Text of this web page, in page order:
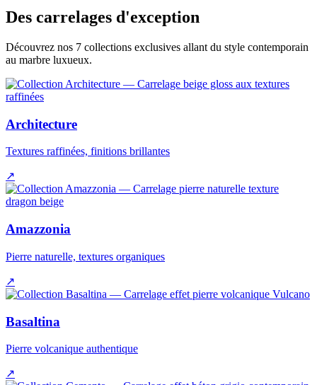
Des carrelages d'exception
Découvrez nos 7 collections exclusives allant du style contemporain
au marbre luxueux.
Architecture
Textures raffinées, finitions brillantes
↗
Amazzonia
Pierre naturelle, textures organiques
↗
Basaltina
Pierre volcanique authentique
↗